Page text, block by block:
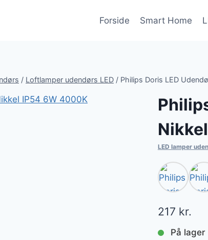
Forside Smart Home
/ Loftlamper udendørs LED / Philips Doris LED
LED lamper
217 kr.
På lager